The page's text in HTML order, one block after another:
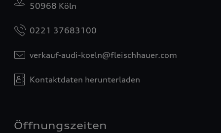
50968 Köln
0221 37683100
verkauf-audi-koeln@fleischhauer.com
Kontaktdaten herunterladen
Öffnungszeiten